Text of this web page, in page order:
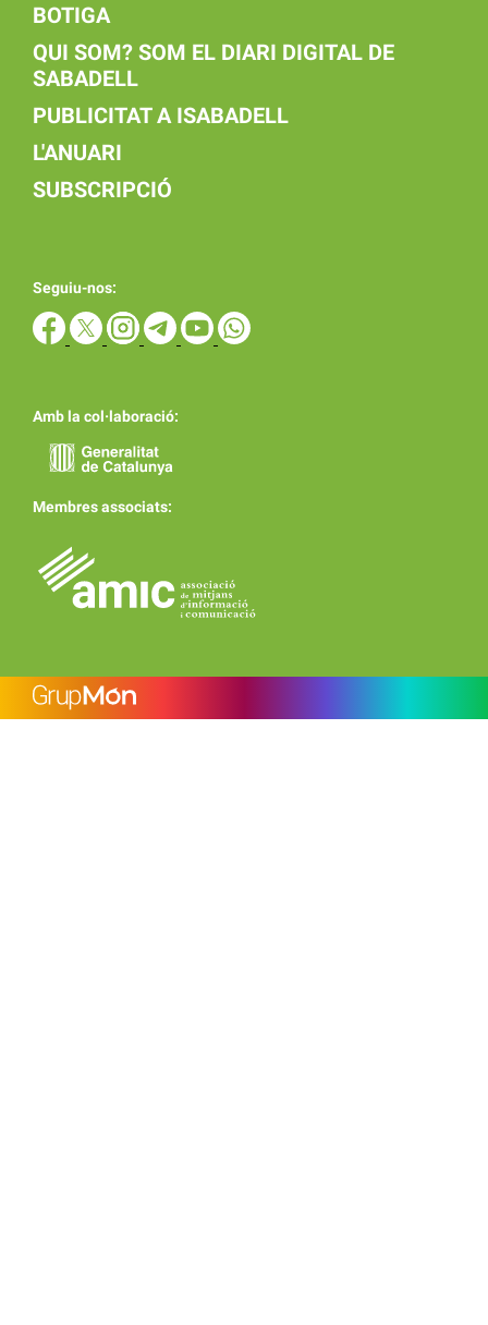
BOTIGA
QUI SOM? SOM EL DIARI DIGITAL DE
SABADELL
PUBLICITAT A ISABADELL
L'ANUARI
SUBSCRIPCIÓ
Seguiu-nos:
Amb la col·laboració:
Membres associats: